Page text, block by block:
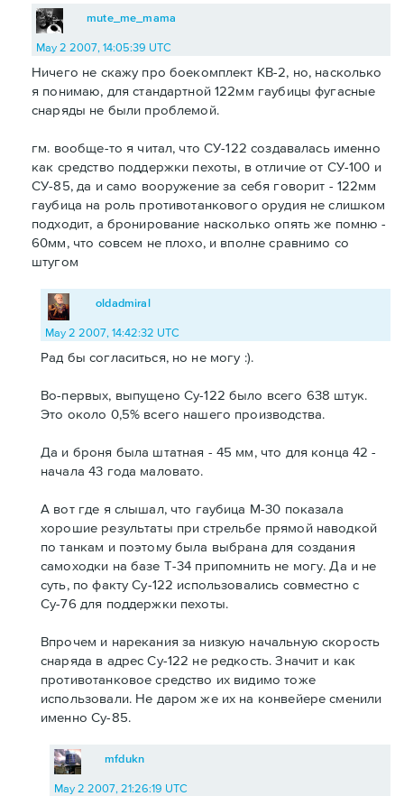
mute_me_mama
May 2 2007, 14:05:39 UTC
Ничего не скажу про боекомплект КВ-2, но, насколько
я понимаю, для стандартной 122мм гаубицы фугасные
снаряды не были проблемой.
гм. вообще-то я читал, что СУ-122 создавалась именно
как средство поддержки пехоты, в отличие от СУ-100 и
СУ-85, да и само вооружение за себя говорит - 122мм
гаубица на роль противотанкового орудия не слишком
подходит, а бронирование насколько опять же помню -
60мм, что совсем не плохо, и вполне сравнимо со
штугом
oldadmiral
May 2 2007, 14:42:32 UTC
Рад бы согласиться, но не могу :).
Во-первых, выпущено Су-122 было всего 638 штук.
Это около 0,5% всего нашего производства.
Да и броня была штатная - 45 мм, что для конца 42 -
начала 43 года маловато.
А вот где я слышал, что гаубица М-30 показала
хорошие результаты при стрельбе прямой наводкой
по танкам и поэтому была выбрана для создания
самоходки на базе Т-34 припомнить не могу. Да и не
суть, по факту Су-122 использовались совместно с
Су-76 для поддержки пехоты.
Впрочем и нарекания за низкую начальную скорость
снаряда в адрес Су-122 не редкость. Значит и как
противотанковое средство их видимо тоже
использовали. Не даром же их на конвейере сменили
именно Су-85.
mfdukn
May 2 2007, 21:26:19 UTC